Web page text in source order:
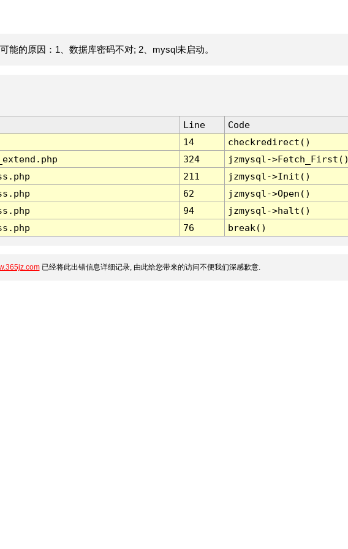
能的原因：1、数据库密码不对; 2、mysql未启动。
Line
Code
14
checkredirect()
324
jzmysql-
211
jzmysql->Init()
62
jzmysql->Open()
94
jzmysql->halt()
76 break()
已经将此出错信息详细记录, 由此给您带来的访问不便我们深感歉意.